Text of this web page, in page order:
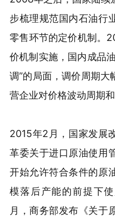
步梳理规范国内石油行
零售环节的定价机制。
价机制实施，国内成品
调”的局面，调价周期
营企业对价格波动周期
2015年2月，国家发展
革委关于进口原油使用
开始允许符合条件的原
模落后产能的前提下
月，商务部发布《关于